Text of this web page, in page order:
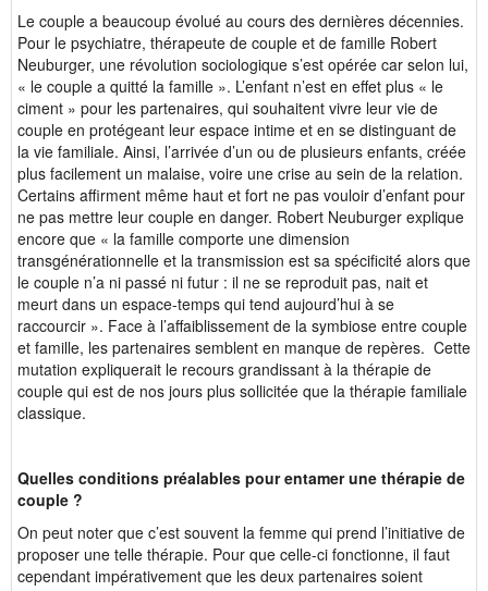
Le couple a beaucoup évolué au cours des dernières décennies.
Pour le psychiatre, thérapeute de couple et de famille Robert
Neuburger, une révolution sociologique s’est opérée car selon lui,
« le couple a quitté la famille ». L’enfant n’est en effet plus « le
ciment » pour les partenaires, qui souhaitent vivre leur vie de
couple en protégeant leur espace intime et en se distinguant de
la vie familiale. Ainsi, l’arrivée d’un ou de plusieurs enfants, créée
plus facilement un malaise, voire une crise au sein de la relation.
Certains affirment même haut et fort ne pas vouloir d’enfant pour
ne pas mettre leur couple en danger. Robert Neuburger explique
encore que « la famille comporte une dimension
transgénérationnelle et la transmission est sa spécificité́ alors que
le couple n’a ni passé ni futur : il ne se reproduit pas, nait et
meurt dans un espace-temps qui tend aujourd’hui à se
raccourcir ». Face à l’affaiblissement de la symbiose entre couple
et famille, les partenaires semblent en manque de repères. Cette
mutation expliquerait le recours grandissant à la thérapie de
couple qui est de nos jours plus sollicitée que la thérapie familiale
classique.
Quelles conditions préalables pour entamer une thérapie de
couple ?
On peut noter que c’est souvent la femme qui prend l’initiative de
proposer une telle thérapie. Pour que celle-ci fonctionne, il faut
cependant impérativement que les deux partenaires soient